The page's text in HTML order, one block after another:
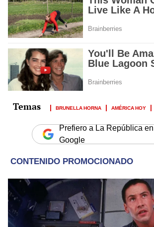
BRUNELLA HORNA AMÉRICA HOY
Prefiero a La República en
Google